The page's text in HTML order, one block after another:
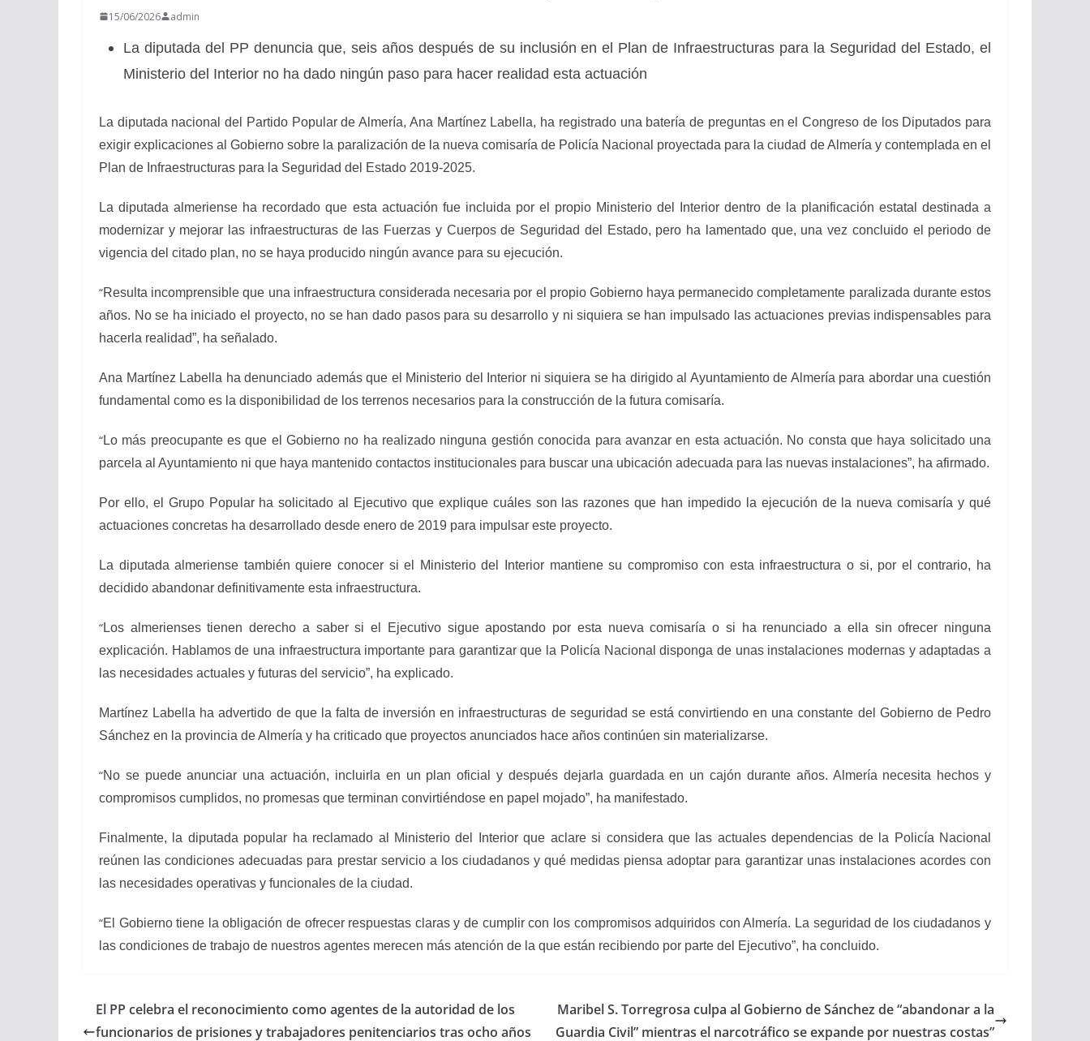
15/06/2026 admin
La diputada del PP denuncia que, seis años después de su inclusión en el Plan de Infraestructuras para la Seguridad del Estado, el
Ministerio del Interior no ha dado ningún paso para hacer realidad esta actuación
La diputada nacional del Partido Popular de Almería, Ana Martínez Labella, ha registrado una batería de preguntas en el Congreso de los Diputados para
exigir explicaciones al Gobierno sobre la paralización de la nueva comisaría de Policía Nacional proyectada para la ciudad de Almería y contemplada en el
Plan de Infraestructuras para la Seguridad del Estado 2019-2025.
La diputada almeriense ha recordado que esta actuación fue incluida por el propio Ministerio del Interior dentro de la planificación estatal destinada a
modernizar y mejorar las infraestructuras de las Fuerzas y Cuerpos de Seguridad del Estado, pero ha lamentado que, una vez concluido el periodo de
vigencia del citado plan, no se haya producido ningún avance para su ejecución.
“Resulta incomprensible que una infraestructura considerada necesaria por el propio Gobierno haya permanecido completamente paralizada durante estos
años. No se ha iniciado el proyecto, no se han dado pasos para su desarrollo y ni siquiera se han impulsado las actuaciones previas indispensables para
hacerla realidad”, ha señalado.
Ana Martínez Labella ha denunciado además que el Ministerio del Interior ni siquiera se ha dirigido al Ayuntamiento de Almería para abordar una cuestión
fundamental como es la disponibilidad de los terrenos necesarios para la construcción de la futura comisaría.
“Lo más preocupante es que el Gobierno no ha realizado ninguna gestión conocida para avanzar en esta actuación. No consta que haya solicitado una
parcela al Ayuntamiento ni que haya mantenido contactos institucionales para buscar una ubicación adecuada para las nuevas instalaciones”, ha afirmado.
Por ello, el Grupo Popular ha solicitado al Ejecutivo que explique cuáles son las razones que han impedido la ejecución de la nueva comisaría y qué
actuaciones concretas ha desarrollado desde enero de 2019 para impulsar este proyecto.
La diputada almeriense también quiere conocer si el Ministerio del Interior mantiene su compromiso con esta infraestructura o si, por el contrario, ha
decidido abandonar definitivamente esta infraestructura.
“Los almerienses tienen derecho a saber si el Ejecutivo sigue apostando por esta nueva comisaría o si ha renunciado a ella sin ofrecer ninguna
explicación. Hablamos de una infraestructura importante para garantizar que la Policía Nacional disponga de unas instalaciones modernas y adaptadas a
las necesidades actuales y futuras del servicio”, ha explicado.
Martínez Labella ha advertido de que la falta de inversión en infraestructuras de seguridad se está convirtiendo en una constante del Gobierno de Pedro
Sánchez en la provincia de Almería y ha criticado que proyectos anunciados hace años continúen sin materializarse.
“No se puede anunciar una actuación, incluirla en un plan oficial y después dejarla guardada en un cajón durante años. Almería necesita hechos y
compromisos cumplidos, no promesas que terminan convirtiéndose en papel mojado”, ha manifestado.
Finalmente, la diputada popular ha reclamado al Ministerio del Interior que aclare si considera que las actuales dependencias de la Policía Nacional
reúnen las condiciones adecuadas para prestar servicio a los ciudadanos y qué medidas piensa adoptar para garantizar unas instalaciones acordes con
las necesidades operativas y funcionales de la ciudad.
“El Gobierno tiene la obligación de ofrecer respuestas claras y de cumplir con los compromisos adquiridos con Almería. La seguridad de los ciudadanos y
las condiciones de trabajo de nuestros agentes merecen más atención de la que están recibiendo por parte del Ejecutivo”, ha concluido.
El PP celebra el reconocimiento como agentes de la autoridad de los
funcionarios de prisiones y trabajadores penitenciarios tras ocho años
Maribel S. Torregrosa culpa al Gobierno de Sánchez de “abandonar a la
Guardia Civil” mientras el narcotráfico se expande por nuestras costas”